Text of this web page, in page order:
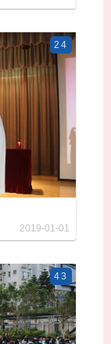
24
2019-01-01
43